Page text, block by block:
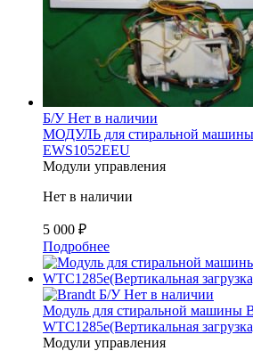
Б/У Нет в наличии
МОДУЛЬ для стиральной
EWS1052EEU
Модули управления
Нет в наличии
5 000 ₽
Подробнее
Б/У Нет в наличии
Модуль для стиральной машины
WTC1285e(Вертикальная
Модули управления